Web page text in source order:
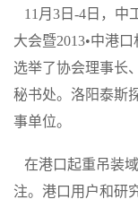
11月3日-4日，中
大会暨2013•中港
选举了协会理事长
秘书处。洛阳泰斯
事单位。
在港口起重吊装
注。港口用户和研